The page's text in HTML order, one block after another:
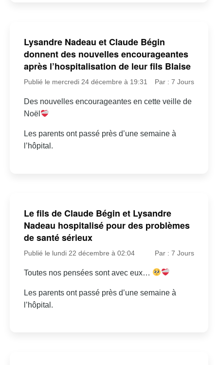
Lysandre Nadeau et Claude Bégin
donnent des nouvelles encourageantes
après l’hospitalisation de leur fils Blaise
Publié le mercredi 24 décembre à 19:31 Par : 7 Jours
Des nouvelles encourageantes en cette veille de
Noël
Les parents ont passé près d’une semaine à
l’hôpital.
Le fils de Claude Bégin et Lysandre
Nadeau hospitalisé pour des problèmes
de santé sérieux
Publié le lundi 22 décembre à 02:04 Par : 7 Jours
Toutes nos pensées sont avec eux…
Les parents ont passé près d’une semaine à
l’hôpital.